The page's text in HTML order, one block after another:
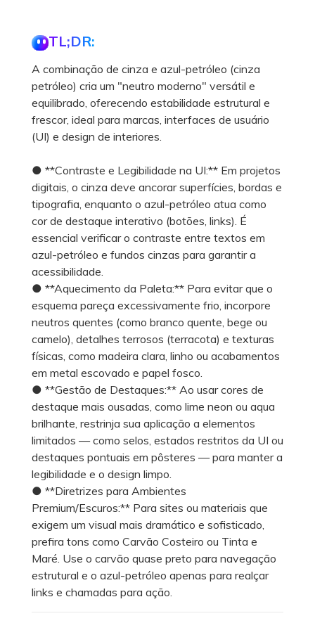
TL;DR:
A combinação de cinza e azul-petróleo (cinza
petróleo) cria um "neutro moderno" versátil e
equilibrado, oferecendo estabilidade estrutural e
frescor, ideal para marcas, interfaces de usuário
(UI) e design de interiores.
● **Contraste e Legibilidade na UI:** Em projetos
digitais, o cinza deve ancorar superfícies, bordas e
tipografia, enquanto o azul-petróleo atua como
cor de destaque interativo (botões, links). É
essencial verificar o contraste entre textos em
azul-petróleo e fundos cinzas para garantir a
acessibilidade.
● **Aquecimento da Paleta:** Para evitar que o
esquema pareça excessivamente frio, incorpore
neutros quentes (como branco quente, bege ou
camelo), detalhes terrosos (terracota) e texturas
físicas, como madeira clara, linho ou acabamentos
em metal escovado e papel fosco.
● **Gestão de Destaques:** Ao usar cores de
destaque mais ousadas, como lime neon ou aqua
brilhante, restrinja sua aplicação a elementos
limitados — como selos, estados restritos da UI ou
destaques pontuais em pôsteres — para manter a
legibilidade e o design limpo.
● **Diretrizes para Ambientes
Premium/Escuros:** Para sites ou materiais que
exigem um visual mais dramático e sofisticado,
prefira tons como Carvão Costeiro ou Tinta e
Maré. Use o carvão quase preto para navegação
estrutural e o azul-petróleo apenas para realçar
links e chamadas para ação.